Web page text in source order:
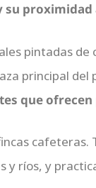
proximidad
pintadas
principal
que
y ríos, y